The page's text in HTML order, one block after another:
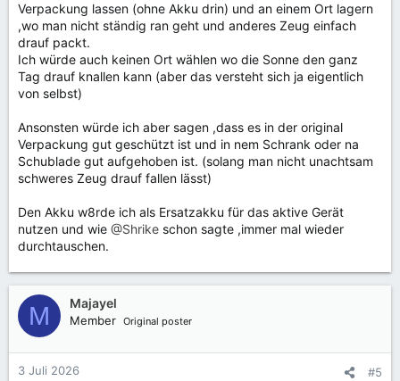
Verpackung lassen (ohne Akku drin) und an einem Ort lagern
,wo man nicht ständig ran geht und anderes Zeug einfach
drauf packt.
Ich würde auch keinen Ort wählen wo die Sonne den ganz
Tag drauf knallen kann (aber das versteht sich ja eigentlich
von selbst)
Ansonsten würde ich aber sagen ,dass es in der original
Verpackung gut geschützt ist und in nem Schrank oder na
Schublade gut aufgehoben ist. (solang man nicht unachtsam
schweres Zeug drauf fallen lässt)
Den Akku w8rde ich als Ersatzakku für das aktive Gerät
nutzen und wie @Shrike schon sagte ,immer mal wieder
durchtauschen.
M Majayel
Member Original poster
3 Juli 2026 #5